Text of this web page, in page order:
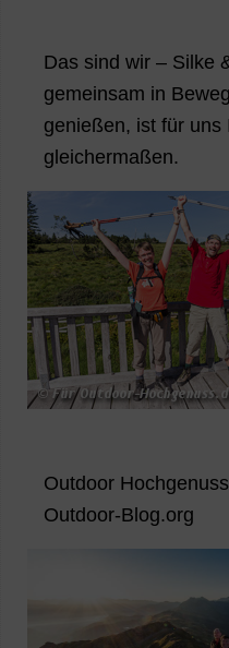
Das sind wir – Silke
gemeinsam in
genießen, ist für uns
gleichermaßen.
Outdoor
Outdoor-Blog.org